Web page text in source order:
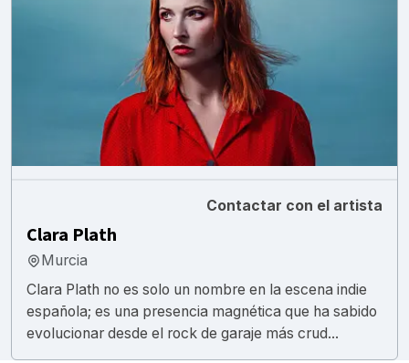
Contactar con el artista
Clara Plath
Murcia
Clara Plath no es solo un nombre en la escena indie
española; es una presencia magnética que ha sabido
evolucionar desde el rock de garaje más crud...